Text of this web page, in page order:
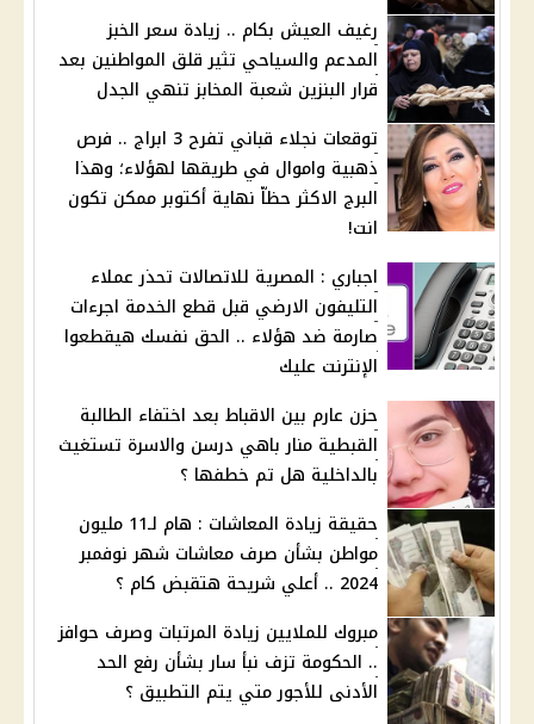
رغيف العيش بكام .. زيادة سعر الخبز
المدعم والسياحي تثير قلق المواطنين بعد
قرار البنزين شعبة المخابز تنهي الجدل
توقعات نجلاء قباني تفرح 3 ابراج .. فرص
ذهبية واموال في طريقها لهؤلاء؛ وهذا
البرج الاكثر حظاّ نهاية أكتوبر ممكن تكون
انت!
اجباري : المصرية للاتصالات تحذر عملاء
التليفون الارضي قبل قطع الخدمة اجرءات
صارمة ضد هؤلاء .. الحق نفسك هيقطعوا
الإنترنت عليك
حزن عارم بين الاقباط بعد اختفاء الطالبة
القبطية منار باهي درسن والاسرة تستغيث
بالداخلية هل تم خطفها ؟
حقيقة زيادة المعاشات : هام لـ11 مليون
مواطن بشأن صرف معاشات شهر نوفمبر
2024 .. أعلي شريحة هتقبض كام ؟
مبروك للملايين زيادة المرتبات وصرف حوافز
.. الحكومة تزف نبأ سار بشأن رفع الحد
الأدنى للأجور متي يتم التطبيق ؟